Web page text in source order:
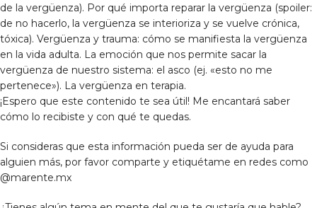
de la vergüenza). Por qué importa reparar la vergüenza (spoiler:
de no hacerlo, la vergüenza se interioriza y se vuelve crónica,
tóxica). Vergüenza y trauma: cómo se manifiesta la vergüenza
en la vida adulta. La emoción que nos permite sacar la
vergüenza de nuestro sistema: el asco (ej. «esto no me
pertenece»). La vergüenza en terapia.
¡Espero que este contenido te sea útil! Me encantará saber
cómo lo recibiste y con qué te quedas.
Si consideras que esta información pueda ser de ayuda para
alguien más, por favor comparte y etiquétame en redes como
@marente.mx